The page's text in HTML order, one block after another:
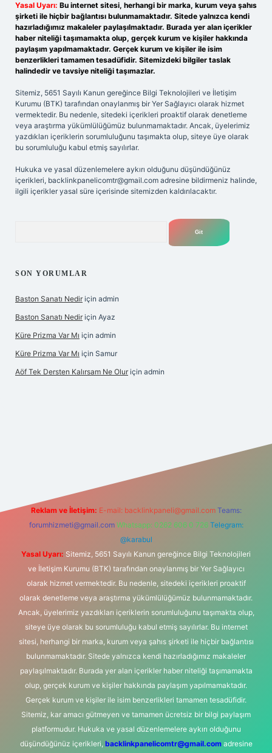
Yasal Uyarı: Bu internet sitesi, herhangi bir marka, kurum veya şahıs
şirketi ile hiçbir bağlantısı bulunmamaktadır. Sitede yalnızca kendi
hazırladığımız makaleler paylaşılmaktadır. Burada yer alan içerikler
haber niteliği taşımamakta olup, gerçek kurum ve kişiler hakkında
paylaşım yapılmamaktadır. Gerçek kurum ve kişiler ile isim
benzerlikleri tamamen tesadüfidir. Sitemizdeki bilgiler taslak
halindedir ve tavsiye niteliği taşımazlar.
Sitemiz, 5651 Sayılı Kanun gereğince Bilgi Teknolojileri ve İletişim
Kurumu (BTK) tarafından onaylanmış bir Yer Sağlayıcı olarak hizmet
vermektedir. Bu nedenle, sitedeki içerikleri proaktif olarak denetleme
veya araştırma yükümlülüğümüz bulunmamaktadır. Ancak, üyelerimiz
yazdıkları içeriklerin sorumluluğunu taşımakta olup, siteye üye olarak
bu sorumluluğu kabul etmiş sayılırlar.
Hukuka ve yasal düzenlemelere aykırı olduğunu düşündüğünüz
içerikleri, backlinkpanelicomtr@gmail.com adresine bildirmeniz halinde,
ilgili içerikler yasal süre içerisinde sitemizden kaldırılacaktır.
SON YORUMLAR
Baston Sanatı Nedir için admin
Baston Sanatı Nedir için Ayaz
Küre Prizma Var Mı için admin
Küre Prizma Var Mı için Samur
Aöf Tek Dersten Kalırsam Ne Olur için admin
Reklam ve İletişim: E-mail: backlinkpaneli@gmail.com Teams:
forumhizmeti@gmail.com Whatsapp: 0262 606 0 726 Telegram:
@karabul
Yasal Uyarı: Sitemiz, 5651 Sayılı Kanun gereğince Bilgi Teknolojileri
ve İletişim Kurumu (BTK) tarafından onaylanmış bir Yer Sağlayıcı
olarak hizmet vermektedir. Bu nedenle, sitedeki içerikleri proaktif
olarak denetleme veya araştırma yükümlülüğümüz bulunmamaktadır.
Ancak, üyelerimiz yazdıkları içeriklerin sorumluluğunu taşımakta olup,
siteye üye olarak bu sorumluluğu kabul etmiş sayılırlar. Bu internet
sitesi, herhangi bir marka, kurum veya şahıs şirketi ile hiçbir bağlantısı
bulunmamaktadır. Sitede yalnızca kendi hazırladığımız makaleler
paylaşılmaktadır. Burada yer alan içerikler haber niteliği taşımamakta
olup, gerçek kurum ve kişiler hakkında paylaşım yapılmamaktadır.
Gerçek kurum ve kişiler ile isim benzerlikleri tamamen tesadüfidir.
Sitemiz, kar amacı gütmeyen ve tamamen ücretsiz bir bilgi paylaşım
platformudur. Hukuka ve yasal düzenlemelere aykırı olduğunu
düşündüğünüz içerikleri, backlinkpanelicomtr@gmail.comadresine